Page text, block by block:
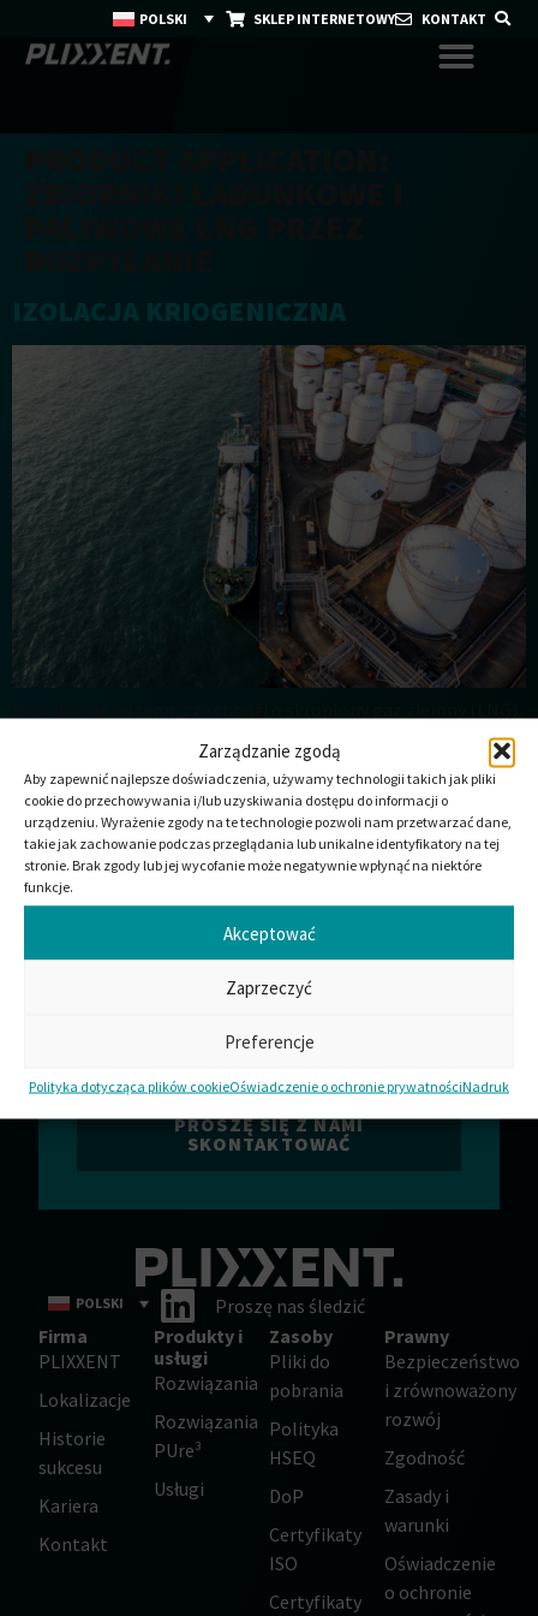
Zarządzanie zgodą
Aby zapewnić najlepsze doświadczenia, używamy technologii takich jak pliki
cookie do przechowywania i/lub uzyskiwania dostępu do informacji o
urządzeniu. Wyrażenie zgody na te technologie pozwoli nam przetwarzać dane,
takie jak zachowanie podczas przeglądania lub unikalne identyfikatory na tej
stronie. Brak zgody lub jej wycofanie może negatywnie wpłynąć na niektóre
funkcje.
Akceptować
Zaprzeczyć
Preferencje
Polityka dotycząca plików cookieOświadczenie o ochronie prywatnościNadruk
POLSKI SKLEP INTERNETOWY KONTAKT
IZOLACJA KRIOGENICZNA
skroplony gaz ropopochodny (LPG) czy inne gazy
kriogeniczne, poliuretan jest materiałem izolacyjnym
wybieranym w nowoczesnych systemach magazynowania i
transportu. Dzięki doskonałym właściwościom termicznym
nasze systemy poliuretanowe pomagają utrzymać stabilne,
bardzo niskie temperatury do -165°C w krytycznej
infrastrukturze, takiej jak zbiorniki kriogeniczne, rurociągi i
CZY CHCIELIBY PAŃSTWO Z
NAMI WSPÓŁPRACOWAĆ?
Oferujemy standardowe rozwiązania lub
Państwa potrzeb. Nasz zespół jest zawsze
prośby.
PROSZĘ SIĘ Z NAMI
SKONTAKTOWAĆ
POLSKI
Proszę nas śledzić
Firma
PLIXXENT
Lokalizacje
Historie
sukcesu
Kariera
Kontakt
Produkty i
usługi
Rozwiązania
Rozwiązania
PUre³
Usługi
Zasoby
Pliki do
pobrania
Polityka
HSEQ
DoP
Certyfikaty
ISO
Certyfikaty
Prawny
Bezpieczeństwo
i zrównoważony
rozwój
Zgodność
Zasady i
warunki
Oświadczenie
o ochronie